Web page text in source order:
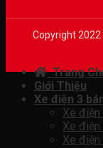
Copyright
Trang
Giới Thiệu
Xe điện 3
Xe điện
Xe điện
Xe điện